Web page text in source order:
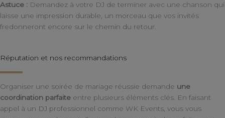
Astuce : Demandez à votre DJ de terminer avec une chanson qui
laisse une impression durable, un morceau que vos invités
fredonneront encore sur le chemin du retour.
Réputation et nos recommandations
Organiser une soirée de mariage réussie demande une
coordination parfaite entre plusieurs éléments clés. En faisant
appel à un DJ professionnel comme WK Events, vous vous